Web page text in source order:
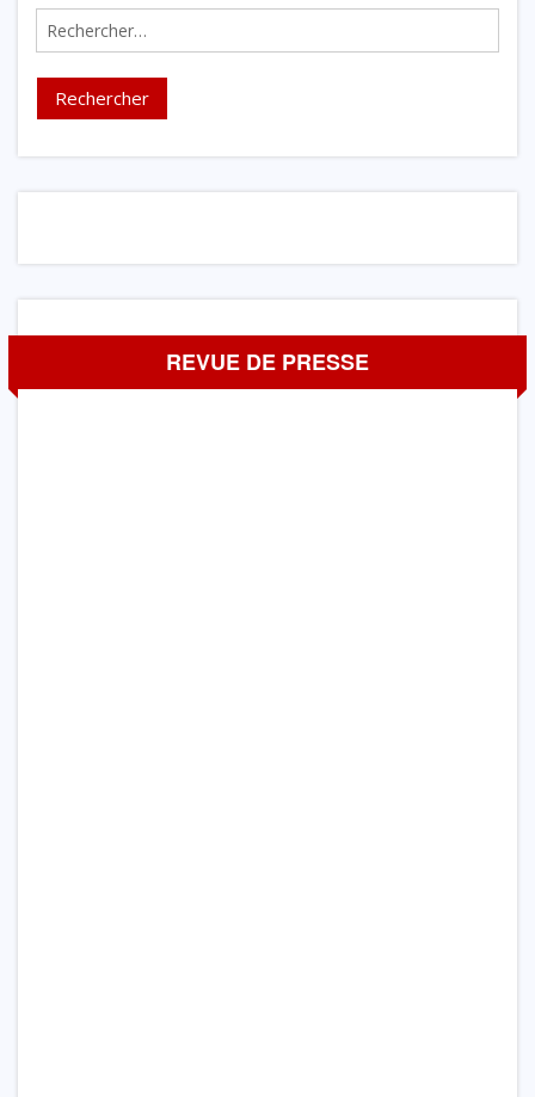
Rechercher :
REVUE DE PRESSE